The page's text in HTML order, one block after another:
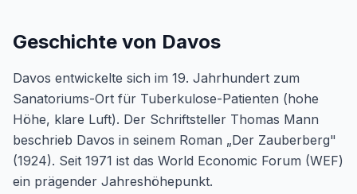
Geschichte von Davos
Davos entwickelte sich im 19. Jahrhundert zum
Sanatoriums-Ort für Tuberkulose-Patienten (hohe
Höhe, klare Luft). Der Schriftsteller Thomas Mann
beschrieb Davos in seinem Roman „Der Zauberberg"
(1924). Seit 1971 ist das World Economic Forum (WEF)
ein prägender Jahreshöhepunkt.